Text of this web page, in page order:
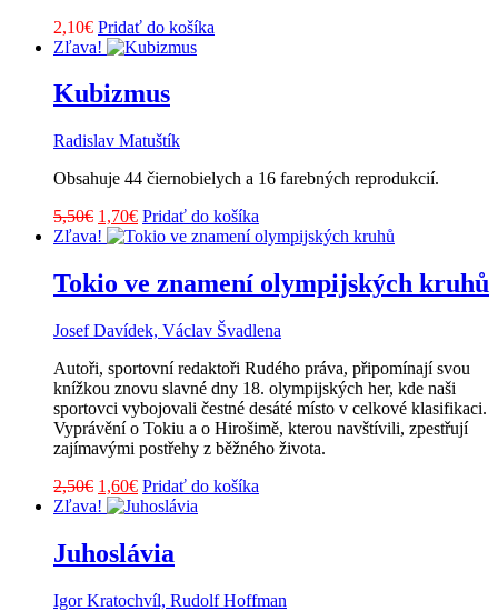
2,10€ Pridať do košíka
Zľava!
Kubizmus
Radislav Matuštík
Obsahuje 44 čiernobielych a 16 farebných reprodukcií.
5,50€ Pôvodná
cena
5,50€.
1,70€Aktuálna
cena
Pridať do košíka
Zľava!
Tokio ve znamení olympijských kruhů
Josef Davídek, Václav Švadlena
Autoři, sportovní redaktoři Rudého práva, připomínají svou
knížkou znovu slavné dny 18. olympijských her, kde naši
sportovci vybojovali čestné desáté místo v celkové klasifikaci.
Vyprávění o Tokiu a o Hirošimě, kterou navštívili, zpestřují
zajímavými postřehy z běžného života.
2,50€ Pôvodná
cena
2,50€.
1,60€Aktuálna
cena
1,60€.
Pridať do košíka
Zľava!
Juhoslávia
Igor Kratochvíl, Rudolf Hoffman